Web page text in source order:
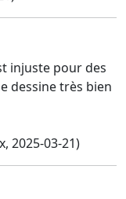
injuste pour des
dessine très bien
2025-03-21)